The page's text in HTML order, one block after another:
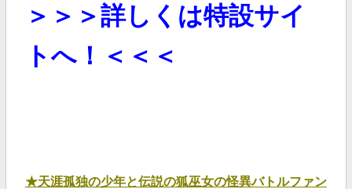
＞＞＞詳しくは特設サイ
トへ！＜＜＜
★天涯孤独の少年と伝説の狐巫女の怪異バトルファン